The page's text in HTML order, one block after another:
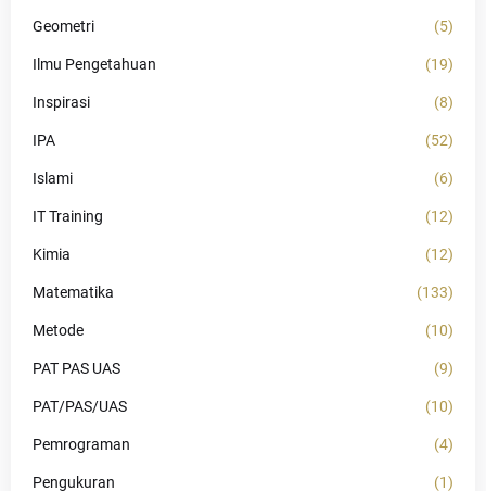
Geometri (5)
Ilmu Pengetahuan (19)
Inspirasi (8)
IPA (52)
Islami (6)
IT Training (12)
Kimia (12)
Matematika (133)
Metode (10)
PAT PAS UAS (9)
PAT/PAS/UAS (10)
Pemrograman (4)
Pengukuran (1)